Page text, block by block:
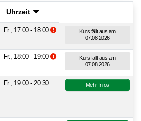
Uhrzeit
Fr., 17:00 - 18:00 Zusatzinformationen beachten.
Kurs fällt aus am
07.08.2026
Fr., 18:00 - 19:00 Zusatzinformationen beachten.
Kurs fällt aus am
07.08.2026
Fr., 19:00 - 20:30 Mehr Infos